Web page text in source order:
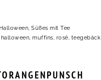
Halloween, Süßes mit Tee
halloween, muffins, rosé, teegebäck